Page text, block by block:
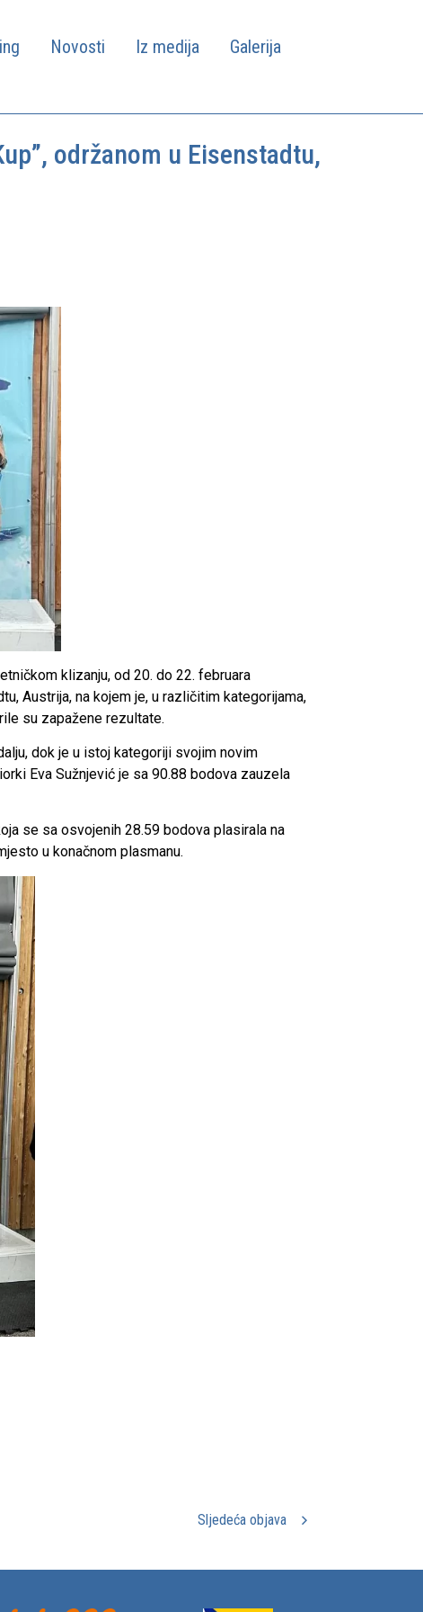
Novosti Iz medija Galerija
održanom u Eisenstadtu,
klizanju, od 20. do 22. februara
Austrija, na kojem je, u različitim kategorijama,
su zapažene rezultate.
dok je u istoj kategoriji svojim novim
Eva Sužnjević je sa 90.88 bodova zauzela
se sa osvojenih 28.59 bodova plasirala na
u konačnom plasmanu.
Sljedeća objava